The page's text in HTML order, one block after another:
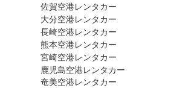
佐賀空港レンタカー
大分空港レンタカー
長崎空港レンタカー
熊本空港レンタカー
宮崎空港レンタカー
鹿児島空港レンタカー
奄美空港レンタカー